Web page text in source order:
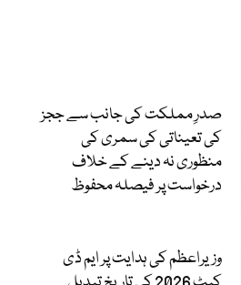
صدرِ مملکت کی جانب سے ججز
کی تعیناتی کی سمری کی
منظوری نہ دینے کے خلاف
درخواست پر فیصلہ محفوظ
وزیراعظم کی ہدایت پر ایم ڈی